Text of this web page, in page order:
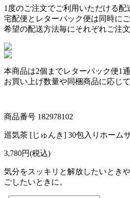
1度のご注文でご利用いただける配
宅配便とレターパック便は同時に
希望の配送方法毎にそれぞれご注文
本商品は2個までレターパック便1
お買い上げ数量や同梱商品に応じ
商品番号 182978102
巡気茶 [じゅんき] 30包入りホーム
3,780円(税込)
気分をスッキリと解放したいとき
ごしたいときに。